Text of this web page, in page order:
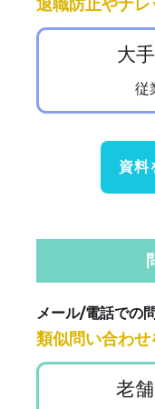
退職防止やナ
大
従
資料
メール/電話での
類似問い合わせ
老